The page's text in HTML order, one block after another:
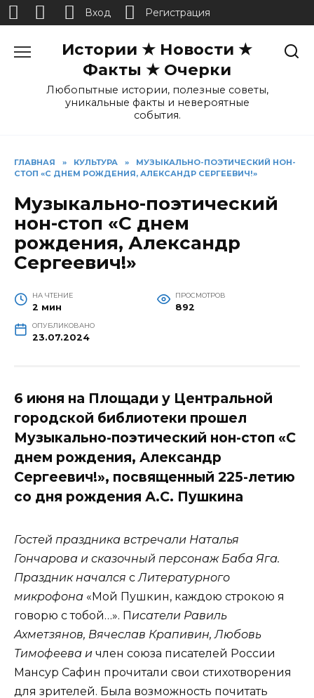
Истории ★ Новости ★
Факты ★ Очерки
Любопытные истории, полезные советы,
уникальные факты и невероятные
события.
ГЛАВНАЯ » КУЛЬТУРА »
МУЗЫКАЛЬНО-ПОЭТИЧЕСКИЙ НОН-
СТОП «С ДНЕМ РОЖДЕНИЯ, АЛЕКСАНДР СЕРГЕЕВИЧ!»
Музыкально-поэтический
нон-стоп «С днем
рождения, Александр
Сергеевич!»
НА ЧТЕНИЕ
2 мин
ПРОСМОТРОВ
892
ОПУБЛИКОВАНО
23.07.2024
6 июня на Площади у Центральной
городской библиотеки прошел
Музыкально-поэтический нон-стоп «С
днем рождения, Александр
Сергеевич!», посвященный 225-летию
со дня рождения А.С. Пушкина
Гостей праздника встречали Наталья
Гончарова и сказочный персонаж Баба Яга.
Праздник начался сЛитературного
микрофона «Мой Пушкин, каждою строкою я
говорю с тобой…». Писатели Равиль
Ахметзянов, Вячеслав Крапивин, Любовь
Тимофеева и член союза писателей России
Мансур Сафин прочитали свои стихотворения
для зрителей. Была возможность почитать
Вход Регистрация